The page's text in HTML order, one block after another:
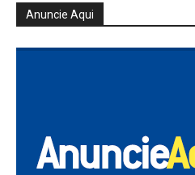
Anuncie Aqui